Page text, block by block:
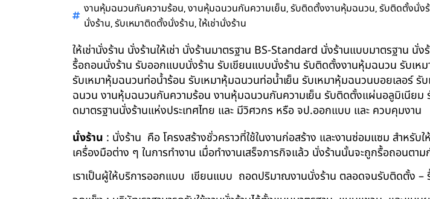
งานหุ้มฉนวนกันความร้อน,งานหุ้มฉนวนกันความเย็น,รับติดตั้งงานหุ้มฉนวน,รับติดตั้งนั่ง
นั่งร้าน,รับเหมาติดตั้งนั่งร้าน,ให้เช่านั่งร้าน
ให้เช่านั่งร้าน นั่งร้านให้เช่า นั่งร้านมาตรฐาน BS-Standard นั่งร้านแบบมาตรฐาน
รื้อถอนนั่งร้าน รับออกแบบนั่งร้าน รับเขียนแบบนั่งร้าน รับติดตั้งงานหุ้มฉนวน รับเ
รับเหมาหุ้มฉนวนท่อน้ำร้อน รับเหมาหุ้มฉนวนท่อน้ำเย็น รับเหมาหุ้มฉนวนบอยเลอร์
ฉนวน งานหุ้มฉนวนกันความร้อน งานหุ้มฉนวนกันความเย็น รับติดตั้งแผ่นอลูมิเนียม
ดมาตรฐานนั่งร้านแห่งประเทศไทย และ มีวิศวกร หรือ จป.ออกแบบ และ ควบคุมงาน
นั่งร้าน : นั่งร้าน คือ โครงสร้างชั่วคราวที่ใช้ในงานก่อสร้าง และงานซ่อมแซม สำห
เครื่องมือต่าง ๆ ในการทำงาน เมื่อทำงานเสร็จภารกิจแล้ว นั่งร้านนั้นจะถูกรื้อถอนตา
เราเป็นผู้ให้บริการออกแบบ เขียนแบบ ถอดปริมาณงานนั่งร้าน ตลอดจนรับติดตั้ง –